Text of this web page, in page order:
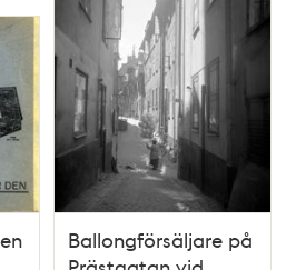
Ballongförsäljare på